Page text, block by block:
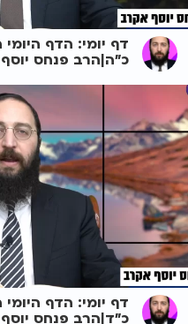
דף יומי: הדף
כ"ה|הרב פנחס
דף יומי: הדף
כ"ד|הרב פנחס